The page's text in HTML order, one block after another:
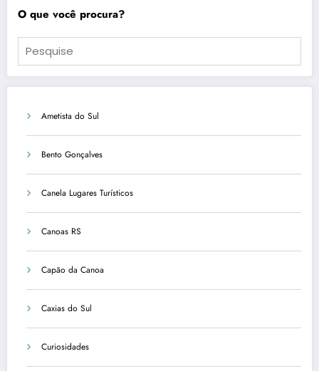
O que você procura?
Ametista do Sul
Bento Gonçalves
Canela Lugares Turísticos
Canoas RS
Capão da Canoa
Caxias do Sul
Curiosidades